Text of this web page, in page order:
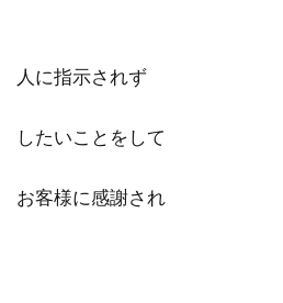
人に指示されず
したいことをして
お客様に感謝され